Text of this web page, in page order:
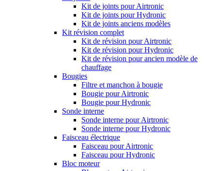
Kit de joints pour Airtronic
Kit de joints pour Hydronic
Kit de joints anciens modèles
Kit révision complet
Kit de révision pour Airtronic
Kit de révision pour Hydronic
Kit de révision pour ancien modèle de
chauffage
Bougies
Filtre et manchon à bougie
Bougie pour Airtronic
Bougie pour Hydronic
Sonde interne
Sonde interne pour Airtronic
Sonde interne pour Hydronic
Faisceau électrique
Faisceau pour Airtronic
Faisceau pour Hydronic
Bloc moteur